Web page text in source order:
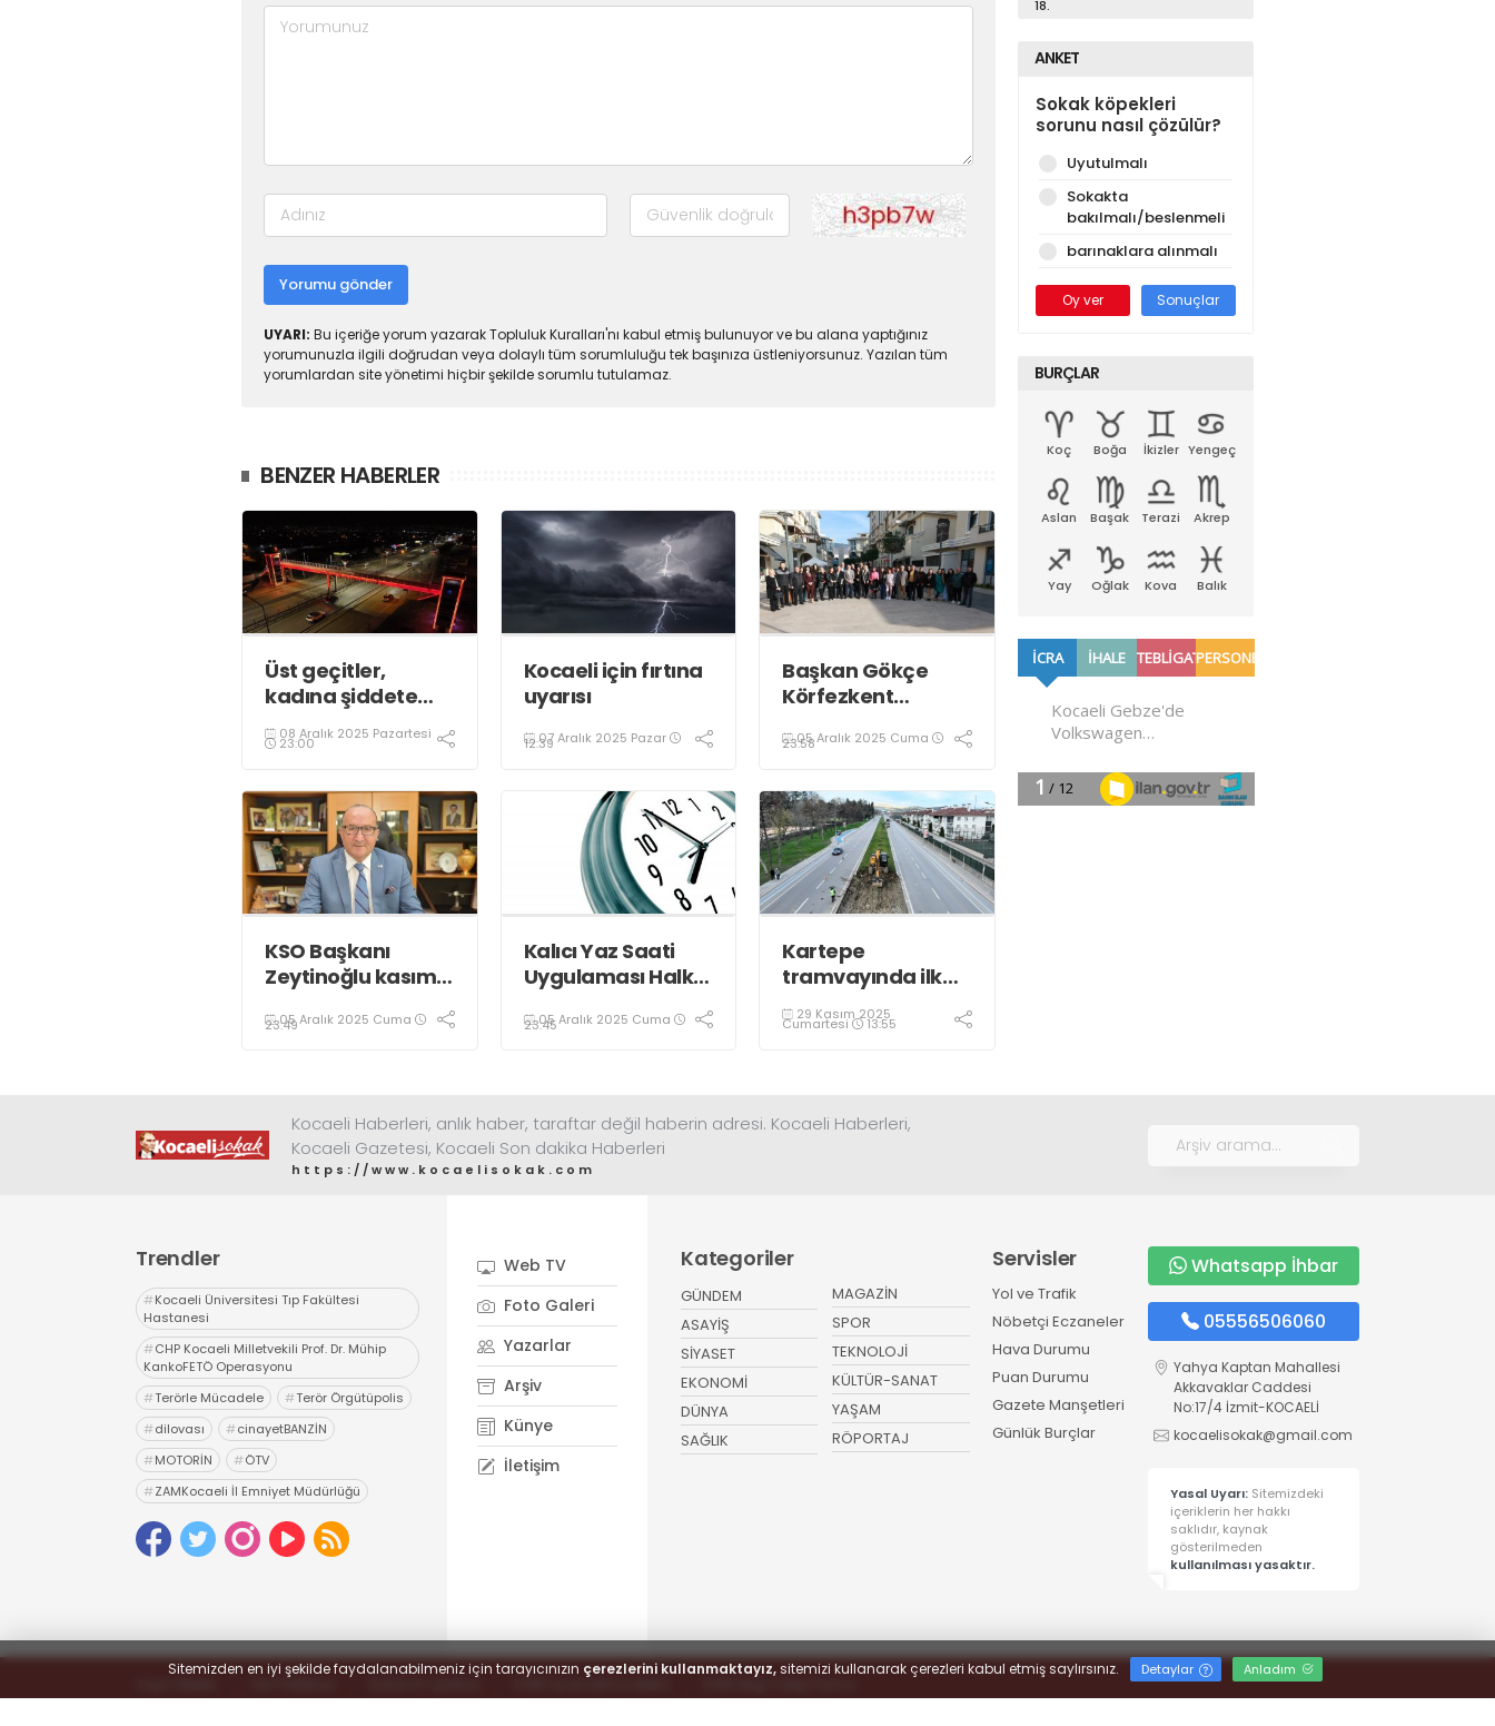
Yorumu gönder
UYARI: Bu içeriğe yorum yazarak Topluluk Kuralları'nı kabul etmiş bulunuyor ve bu alana yaptığınız
yorumunuzla ilgili doğrudan veya dolaylı tüm sorumluluğu tek başınıza üstleniyorsunuz. Yazılan tüm
yorumlardan site yönetimi hiçbir şekilde sorumlu tutulamaz.
BENZER HABERLER
Üst geçitler,
kadına şiddete
karşı “turuncu”
renkle aydınlatıldı;
08 Aralık 2025 Pazartesi
23:00
Kocaeli için fırtına
uyarısı
07 Aralık 2025 Pazar
12:39
Başkan Gökçe
Körfezkent
Oldu
05 Aralık 2025 Cuma
23:58
KSO Başkanı
Zeytinoğlu kasım
verilerini
05 Aralık 2025 Cuma
23:49
Kalıcı Yaz Saati
Uygulaması Halkın
Ediyor!
05 Aralık 2025 Cuma
23:45
Kartepe
tramvayında ilk
kepçe vuruldu
29 Kasım 2025
Cumartesi 13:55
18.
ANKET
Sokak köpekleri
sorunu nasıl çözülür?
Uyutulmalı
Sokakta
bakılmalı/beslenmeli
barınaklara alınmalı
Oy ver Sonuçlar
BURÇLAR
Koç Boğa İkizler Yengeç
Aslan Başak Terazi Akrep
Yay Oğlak Kova Balık
Kocaeli Haberleri, anlık haber, taraftar değil haberin adresi. Kocaeli Haberleri,
Kocaeli Gazetesi, Kocaeli Son dakika Haberleri
https://www.kocaelisokak.com
Trendler
#Kocaeli Üniversitesi Tıp Fakültesi
Hastanesi
#CHP Kocaeli Milletvekili Prof. Dr. Mühip
KankoFETÖ Operasyonu
#Terörle Mücadele #Terör Örgütüpolis
#dilovası #cinayetBANZİN
#MOTORİN #ÖTV
#ZAMKocaeli İl Emniyet Müdürlüğü
#Uyuşturucu # uyarıcı madde ticareti
# hapis
Web TV
Foto Galeri
Yazarlar
Arşiv
Künye
İletişim
Kategoriler
GÜNDEM
ASAYİŞ
SİYASET
EKONOMİ
DÜNYA
SAĞLIK
MAGAZİN
SPOR
TEKNOLOJİ
KÜLTÜR-SANAT
YAŞAM
RÖPORTAJ
Servisler
Yol ve Trafik
Nöbetçi Eczaneler
Hava Durumu
Puan Durumu
Gazete Manşetleri
Günlük Burçlar
Whatsapp İhbar
05556506060
Yahya Kaptan Mahallesi
Akkavaklar Caddesi
No:17/4 İzmit-KOCAELİ
kocaelisokak@gmail.com
Yasal Uyarı: Sitemizdeki
içeriklerin her hakkı
saklıdır, kaynak
gösterilmeden
kullanılması yasaktır.
Sitemizden en iyi şekilde faydalanabilmeniz için tarayıcınızın çerezlerini kullanmaktayız,sitemizi kullanarak çerezleri kabul etmiş saylırsınız. Detaylar Anladım